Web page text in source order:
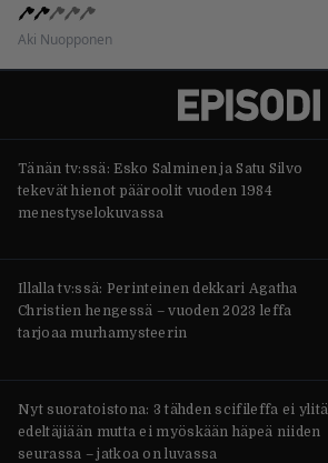
Aki Nuopponen
Tänän tv:ssä: Esko Salminen ja Satu Silvo
tekevät hienot pääroolit vuoden 1984
menestyselokuvassa
Illalla tv:ssä: Perinteinen dekkari Agatha
Christien hengessä – vuoden 2023 leffa
tarjoaa murhamysteerin
Nyt suoratoistona: 3 tähden scifileffa ei ylitä
edeltäjiään mutta ei myöskään häpeä niiden
seurassa – jatkoa on luvassa